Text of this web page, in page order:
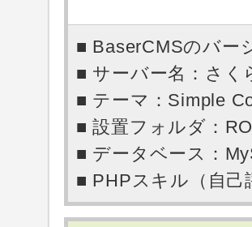
■ BaserCMSのバー
■ サーバー名：さく
■ テーマ：Simple
■ 設置フォルダ：
■ データベース：
■ PHPスキル（自己